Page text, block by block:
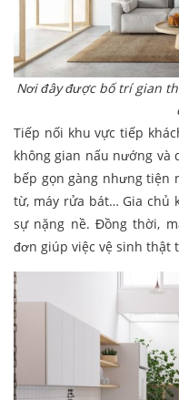
Nơi đây được bố trí gian
Tiếp nối khu vực tiếp
không gian nấu nướng và
bếp gọn gàng nhưng tiện
từ, máy rửa bát… Gia chủ
sự nặng nề. Đồng thời,
đơn giúp việc vệ sinh thật